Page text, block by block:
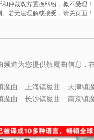
仲裁双方置换纠纷，概不受理！
若无法理解或接受，请关页面！
频道为您提供镇魔曲信息，
魔曲 上海镇魔曲 天津镇
魔曲
长沙镇魔曲 南京镇